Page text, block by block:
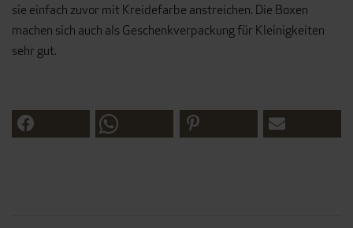
sie einfach zuvor mit Kreidefarbe anstreichen. Die Boxen
machen sich auch als Geschenkverpackung für Kleinigkeiten
sehr gut.